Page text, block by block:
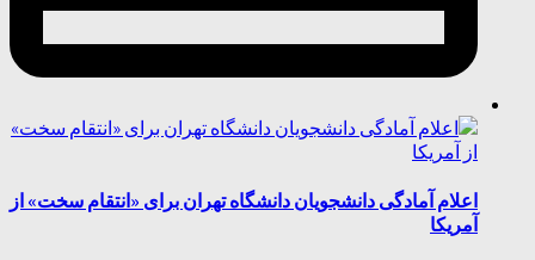
اعلام آمادگی دانشجویان دانشگاه تهران برای «انتقام سخت» از
آمریکا